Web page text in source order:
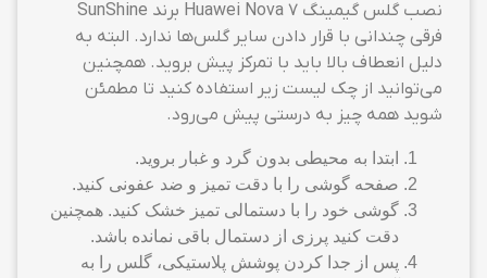
فرقی چندانی با قرار دادن سایر گلس‌ها ندارد. البته به
دلیل انعطاف بالا باید با تمرکز پیش بروید. همچنین
می‌توانید از چک لیست زیر استفاده کنید تا مطمئن
شوید همه چیز به درستی پیش می‌رود.
ابتدا به محیطی بدون گرد و غبار بروید.
صفحه گوشی را با دقت تمیز و ضد عفونی کنید.
گوشی خود را با دستمالی تمیز خشک کنید. همچنین
دقت کنید پرزی از دستمال باقی نمانده باشد.
پس از جدا کردن پوشش پلاستیکی، گلس را به